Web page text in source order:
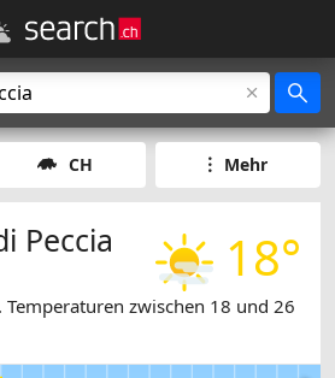
CH Mehr
18°
Peccia
zwischen 18 und 26